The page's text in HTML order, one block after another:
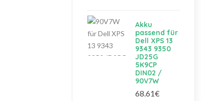
Akku
passend für
Dell XPS 13
9343 9350
JD25G
5K9CP
DIN02 /
90V7W
68.61€